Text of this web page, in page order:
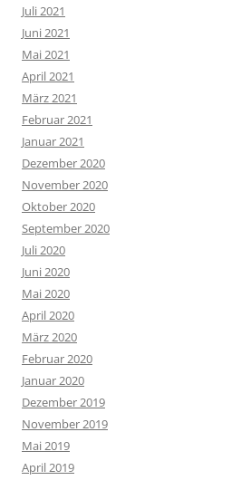
Juli 2021
Juni 2021
Mai 2021
April 2021
März 2021
Februar 2021
Januar 2021
Dezember 2020
November 2020
Oktober 2020
September 2020
Juli 2020
Juni 2020
Mai 2020
April 2020
März 2020
Februar 2020
Januar 2020
Dezember 2019
November 2019
Mai 2019
April 2019